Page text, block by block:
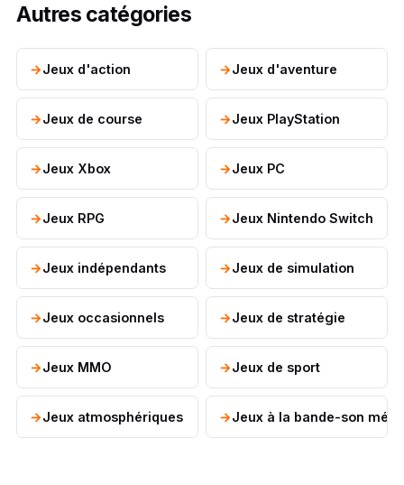
Autres catégories
Jeux d'action Jeux d'aventure
Jeux de course Jeux PlayStation
Jeux Xbox Jeux PC
Jeux RPG Jeux Nintendo Switch
Jeux indépendants Jeux de simulation
Jeux occasionnels Jeux de stratégie
Jeux MMO Jeux de sport
Jeux atmosphériques Jeux à la bande-son